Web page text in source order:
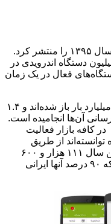
کافه‌بازار آمار بازار اپلیکیشن‌های خود در سال ۱۳۹۵ را منتشر کرد.
39.9 میلیون دستگاه اندرویدی در
فعال در یک زمان
صفحه‌های کافه بازار در سال گذشته ۴.۸ میلیارد بار باز شده‌اند و ۱.۴
انجامیده است.
بازار فعالیت
از طریق
اپلیکیشن‌های خود درآمد کسب کنند. در این سال ۱۱۱ هزار و ۶۰۰
بازار بارگزاری شده‌اند که ۹۰ درصد آنها ایرانی